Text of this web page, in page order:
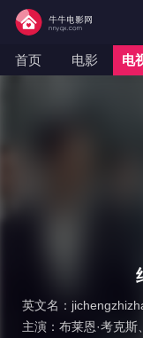
首页 电影 电
英文名：
主演： 布莱恩·考克斯